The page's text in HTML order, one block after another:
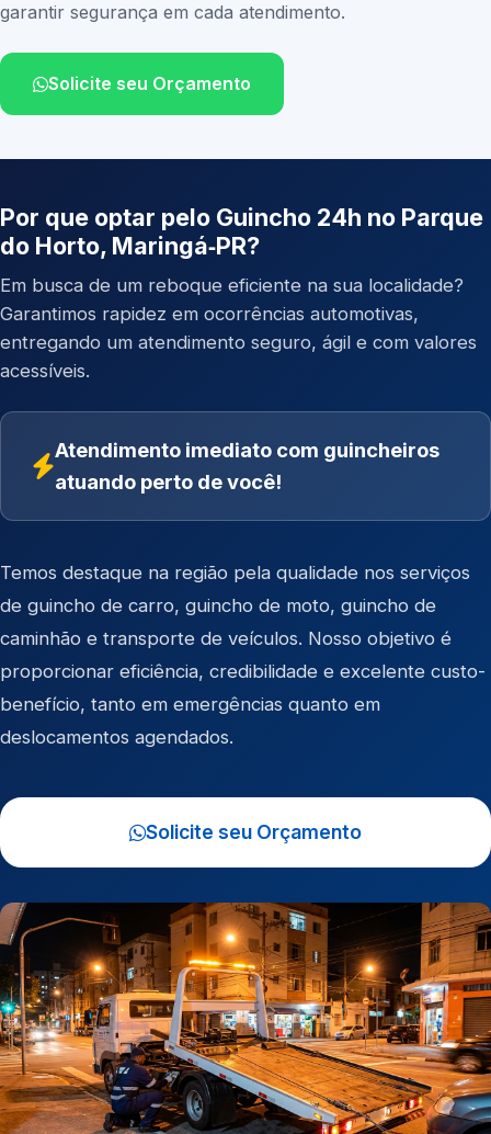
garantir segurança em cada atendimento.
Solicite seu Orçamento
Por que optar pelo Guincho 24h no Parque
do Horto, Maringá‑PR?
Em busca de um reboque eficiente na sua localidade?
Garantimos rapidez em ocorrências automotivas,
entregando um atendimento seguro, ágil e com valores
acessíveis.
Atendimento imediato com guincheiros
atuando perto de você!
Temos destaque na região pela qualidade nos serviços
de guincho de carro, guincho de moto, guincho de
caminhão e transporte de veículos. Nosso objetivo é
proporcionar eficiência, credibilidade e excelente custo-
benefício, tanto em emergências quanto em
deslocamentos agendados.
Solicite seu Orçamento